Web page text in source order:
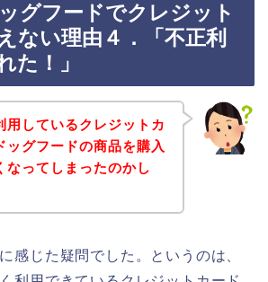
グフードでクレジット
ない理由４．「不正利
た！」
用しているクレジットカ
ッグフードの商品を購入
なってしまったのかし
感じた疑問でした。というのは、